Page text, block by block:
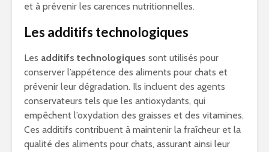
et à prévenir les carences nutritionnelles.
Les additifs technologiques
Les additifs technologiques sont utilisés pour
conserver l’appétence des aliments pour chats et
prévenir leur dégradation. Ils incluent des agents
conservateurs tels que les antioxydants, qui
empêchent l’oxydation des graisses et des vitamines.
Ces additifs contribuent à maintenir la fraîcheur et la
qualité des aliments pour chats, assurant ainsi leur